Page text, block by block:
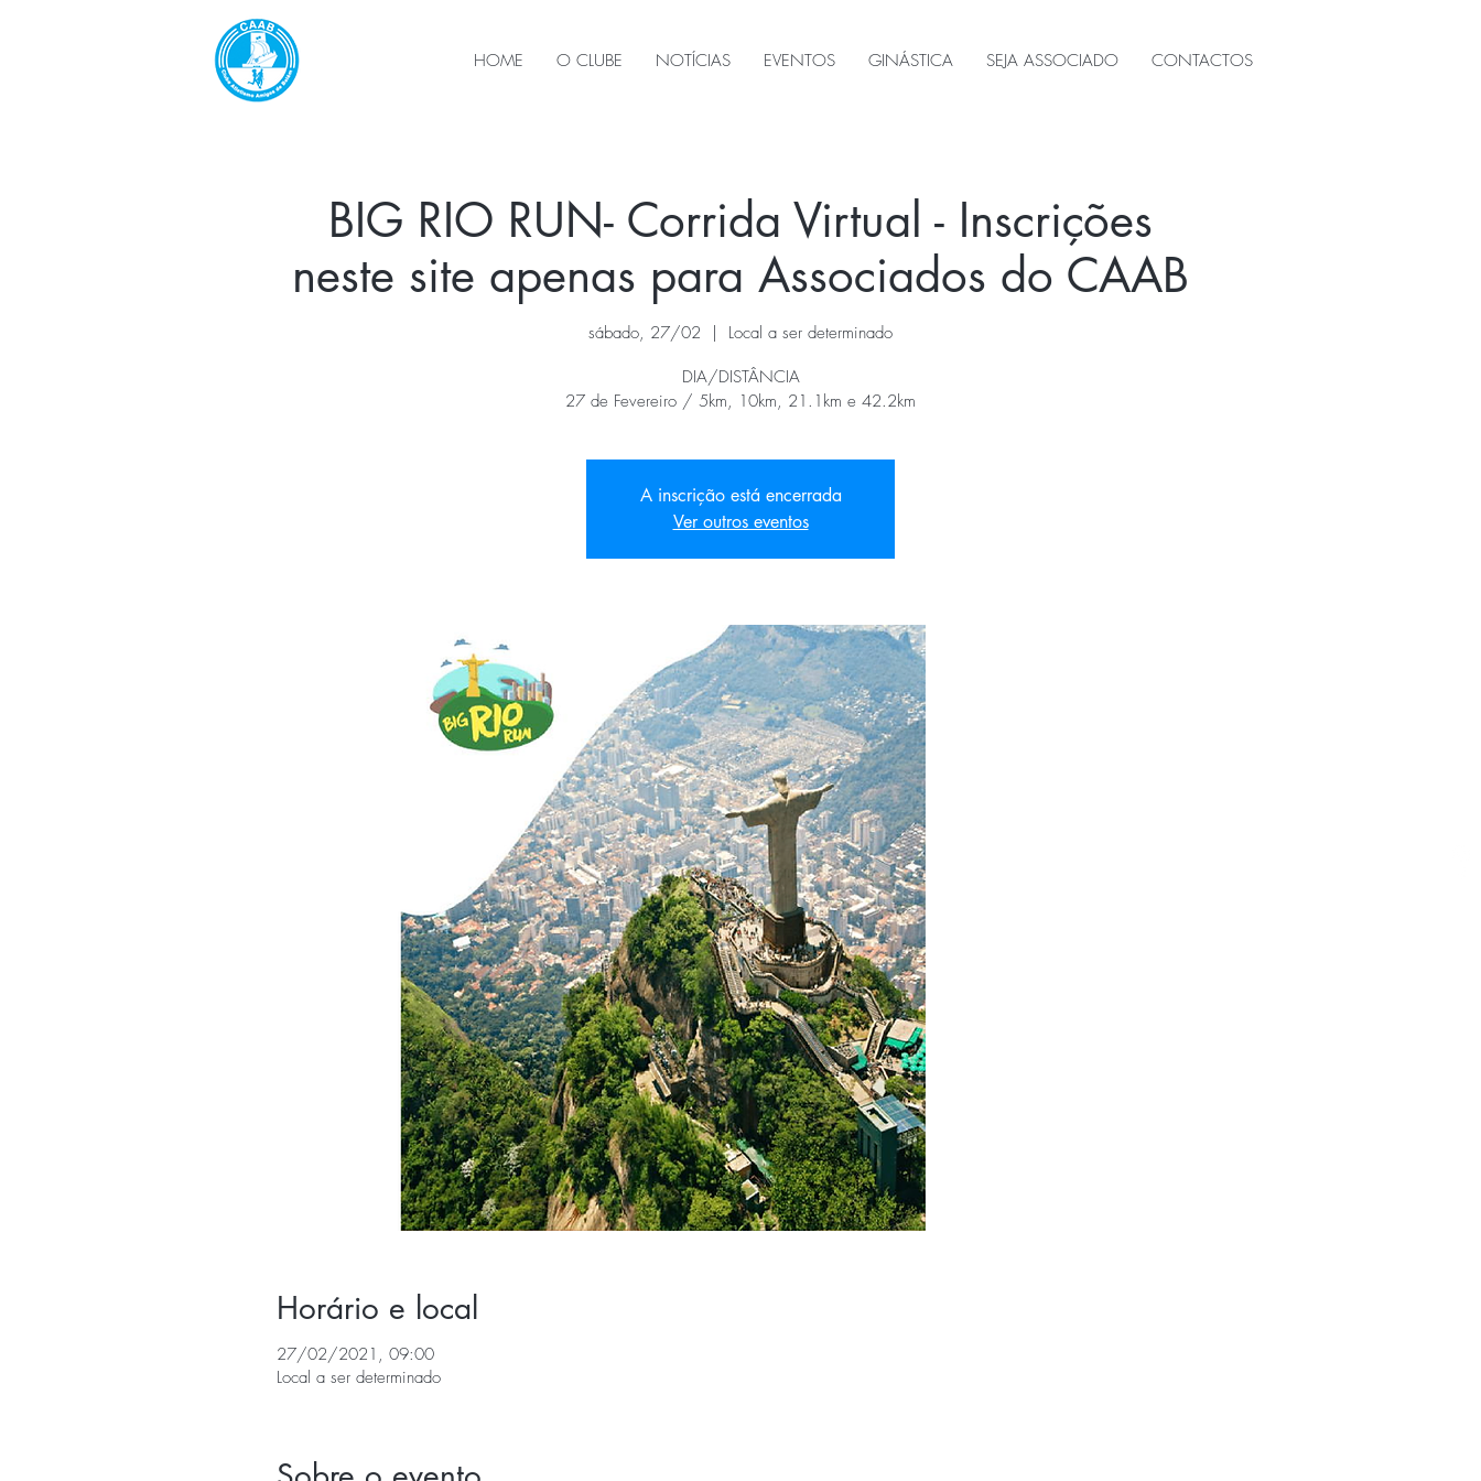
HOME O CLUBE NOTÍCIAS EVENTOS GINÁSTICA SEJA ASSOCIADO CONTACTOS
BIG RIO RUN- Corrida Virtual - Inscrições
neste site apenas para Associados do CAAB
sábado, 27/02
  |
Local a ser determinado
DIA/DISTÂNCIA
27 de Fevereiro / 5km, 10km, 21.1km e 42.2km
A inscrição está encerrada
Ver outros eventos
Horário e local
27/02/2021, 09:00
Local a ser determinado